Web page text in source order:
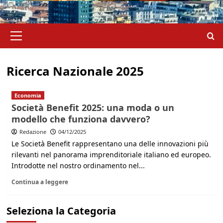
principale
Ricerca Nazionale 2025
Economia
Società Benefit 2025: una moda o un
modello che funziona davvero?
Redazione 04/12/2025
Le Società Benefit rappresentano una delle innovazioni più
rilevanti nel panorama imprenditoriale italiano ed europeo.
Introdotte nel nostro ordinamento nel...
Continua a leggere
Seleziona la Categoria